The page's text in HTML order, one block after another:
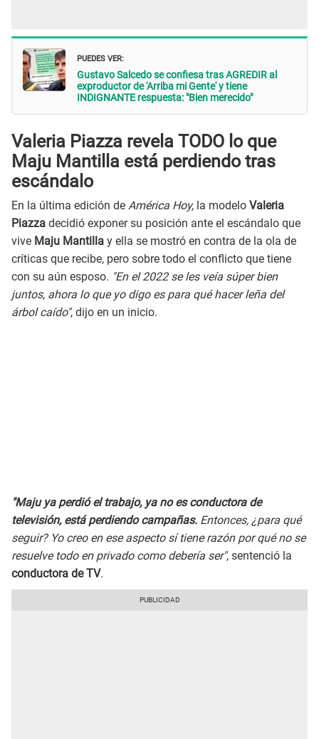
PUEDES VER:
Gustavo Salcedo se confiesa tras AGREDIR al
exproductor de 'Arriba mi Gente' y tiene
INDIGNANTE respuesta: "Bien merecido"
Valeria Piazza revela TODO lo que
Maju Mantilla está perdiendo tras
escándalo
En la última edición de América Hoy, la modelo Valeria
Piazza decidió exponer su posición ante el escándalo que
vive Maju Mantilla y ella se mostró en contra de la ola de
críticas que recibe, pero sobre todo el conflicto que tiene
con su aún esposo. "En el 2022 se les veía súper bien
juntos, ahora lo que yo digo es para qué hacer leña del
árbol caído", dijo en un inicio.
"Maju ya perdió el trabajo, ya no es conductora de
televisión, está perdiendo campañas. Entonces, ¿para qué
seguir? Yo creo en ese aspecto sí tiene razón por qué no se
resuelve todo en privado como debería ser", sentenció la
conductora de TV.